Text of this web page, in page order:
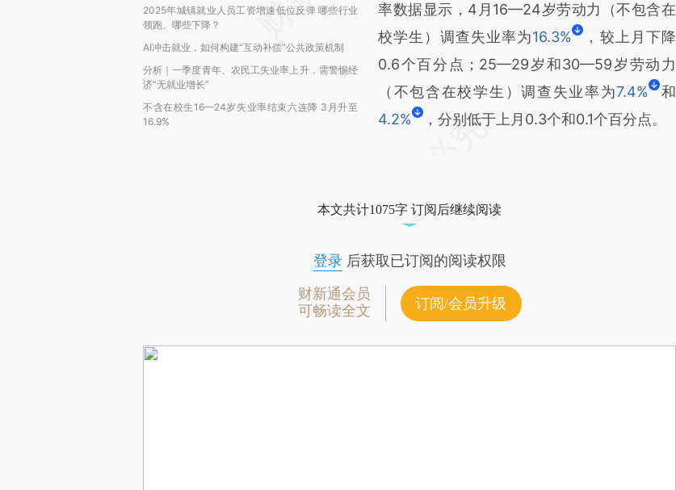
2025年城镇就业人员工资增速低位反弹 哪些行业
领跑、哪些下降？
AI冲击就业，如何构建“互动补偿”公共政策机制
分析｜一季度青年、农民工失业率上升，需警惕经
济“无就业增长”
不含在校生16—24岁失业率结束六连降 3月升至
16.9%
率数据显示，4月16—24岁劳动力（不包含在
校学生）调查失业率为16.3%
，较上月下降
0.6个百分点；25—29岁和30—59岁劳动力
（不包含在校学生）调查失业率为7.4%
和
4.2%
，分别低于上月0.3个和0.1个百分点。
本文共计1075字 订阅后继续阅读
登录后获取已订阅的阅读权限
财新通会员
可畅读全文
订阅/会员升级